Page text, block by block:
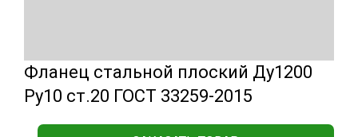
Фланец стальной плоский Ду1200
Ру10 ст.20 ГОСТ 33259-2015